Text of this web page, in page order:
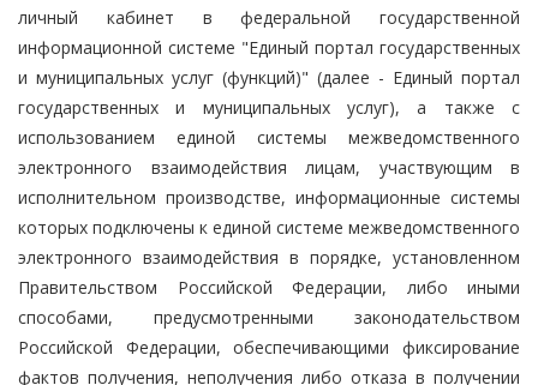
личный кабинет в федеральной государственной
информационной системе "Единый портал государственных
и муниципальных услуг (функций)" (далее - Единый портал
государственных и муниципальных услуг), а также с
использованием единой системы межведомственного
электронного взаимодействия лицам, участвующим в
исполнительном производстве, информационные системы
которых подключены к единой системе межведомственного
электронного взаимодействия в порядке, установленном
Правительством Российской Федерации, либо иными
способами, предусмотренными законодательством
Российской Федерации, обеспечивающими фиксирование
фактов получения, неполучения либо отказа в получении